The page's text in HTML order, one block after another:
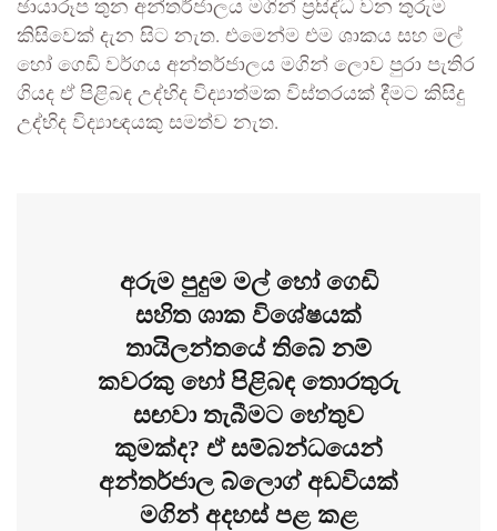
ඡායාරූප තුන අන්තර්ජාලය මගින් ප්‍රසිද්ධ වන තුරුම
කිසිවෙක් දැන සිට නැත. එමෙන්ම එම ශාකය සහ මල්
හෝ ගෙඩි වර්ගය අන්තර්ජාලය මගින් ලොව පුරා පැතිර
ගියද ඒ පිළිබඳ උද්භිද විද්‍යාත්මක විස්තරයක් දීමට කිසිදු
උද්භිද විද්‍යාඥයකු සමත්ව නැත.
අරුම පුදුම මල් හෝ ගෙඩි
සහිත ශාක විශේෂයක්
තායිලන්තයේ තිබේ නම්
කවරකු හෝ පිළිබඳ තොරතුරු
සඟවා තැබීමට හේතුව
කුමක්ද? ඒ සම්බන්ධයෙන්
අන්තර්ජාල බ්ලොග් අඩවියක්
මගින් අදහස් පළ කළ